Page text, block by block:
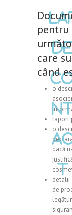
de
t
pentru
care
când
o
raport
o
dacă
detalii
de